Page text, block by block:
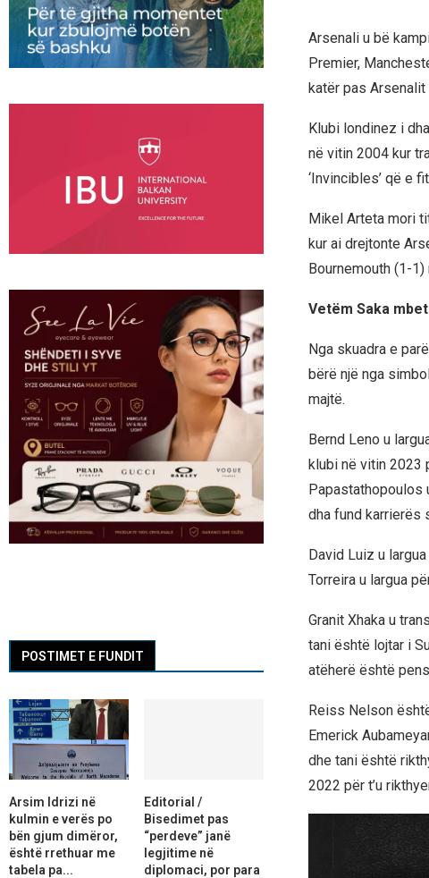
Arsenali u bë
Premier,
katër pas
Klubi londinez i
në vitin 2004 kur
‘Invincibles’ që e
Mikel Arteta mori
kur ai drejtonte
Bournemouth (1-
Vetëm Saka
Nga skuadra e
bërë një nga
majtë.
Bernd Leno u
klubi në vitin 2023
Papastathopoulos
dha fund karrierës
David Luiz u
Torreira u largua
Granit Xhaka u
tani është lojtar i
atëherë është
Reiss Nelson
Emerick
dhe tani është
2022 për t’u
POSTIMET E FUNDIT
Arsim Idrizi në
kulmin e verës po
bën gjum dimëror,
është rrethuar me
tabela pa...
Editorial /
Bisedimet pas
“perdeve” janë
legjitime në
diplomaci, por para